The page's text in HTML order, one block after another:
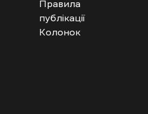
Правила
публікації
Колонок